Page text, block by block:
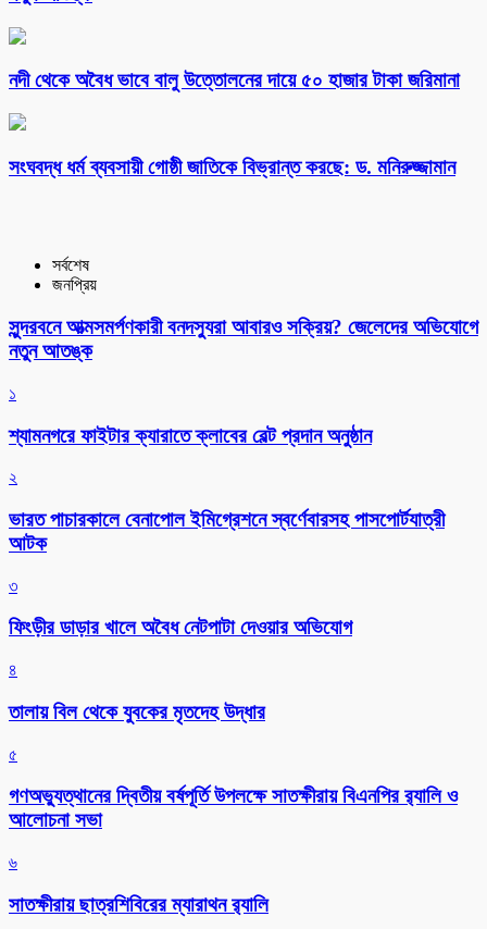
নদী থেকে অবৈধ ভাবে বালু উত্তোলনের দায়ে ৫০ হাজার টাকা জরিমানা
সংঘবদ্ধ ধর্ম ব্যবসায়ী গোষ্ঠী জাতিকে বিভ্রান্ত করছে: ড. মনিরুজ্জামান
সর্বশেষ
জনপ্রিয়
সুন্দরবনে আত্মসমর্পণকারী বনদস্যুরা আবারও সক্রিয়? জেলেদের অভিযোগে
নতুন আতঙ্ক
১
শ্যামনগরে ফাইটার ক্যারাতে ক্লাবের বেল্ট প্রদান অনুষ্ঠান
২
ভারত পাচারকালে বেনাপোল ইমিগ্রেশনে স্বর্ণেবারসহ পাসপোর্টযাত্রী
আটক
৩
ফিংড়ীর ডাড়ার খালে অবৈধ নেটপাটা দেওয়ার অভিযোগ
৪
তালায় বিল থেকে যুবকের মৃতদেহ উদ্ধার
৫
গণঅভ্যুত্থানের দ্বিতীয় বর্ষপূর্তি উপলক্ষে সাতক্ষীরায় বিএনপির র‌্যালি ও
আলোচনা সভা
৬
সাতক্ষীরায় ছাত্রশিবিরের ম্যারাথন র‌্যালি